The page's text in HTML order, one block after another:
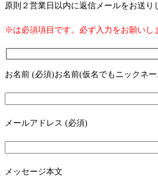
原則２営業日以内に返信メールをお送り
※は必須項目です。必ず入力をお願いし
お名前 (必須)お名前(仮名でもニックネ
メールアドレス (必須)
メッセージ本文